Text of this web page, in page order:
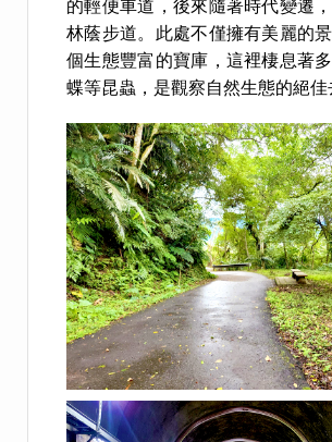
的輕便車道，後來隨著時代變遷
林蔭步道。此處不僅擁有美麗的
個生態豐富的寶庫，這裡棲息著
蝶等昆蟲，是觀察自然生態的絕佳